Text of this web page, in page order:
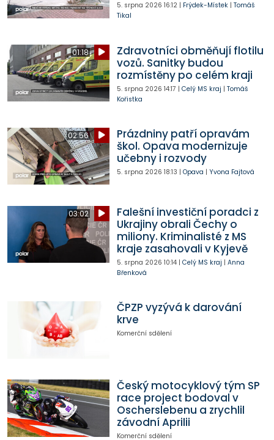
5. srpna 2026 16:12| Frýdek-Místek| Tomáš
Tikal
01:18
Zdravotníci obměňují flotilu
vozů. Sanitky budou
rozmístěny po celém kraji
5. srpna 2026 14:17 | Celý MS kraj | Tomáš
Kořistka
02:56
Prázdniny patří opravám
škol. Opava modernizuje
učebny i rozvody
5. srpna 2026 18:13 | Opava | Yvona Fajtová
03:02
Falešní investiční poradci z
Ukrajiny obrali Čechy o
miliony. Kriminalisté z MS
kraje zasahovali v Kyjevě
5. srpna 2026 10:14| Celý MS kraj | Anna
Břenková
ČPZP vyzývá k darování
krve
Komerční sdělení
Český motocyklový tým SP
race project bodoval v
Oscherslebenu a zrychlil
závodní Aprilii
Komerční sdělení